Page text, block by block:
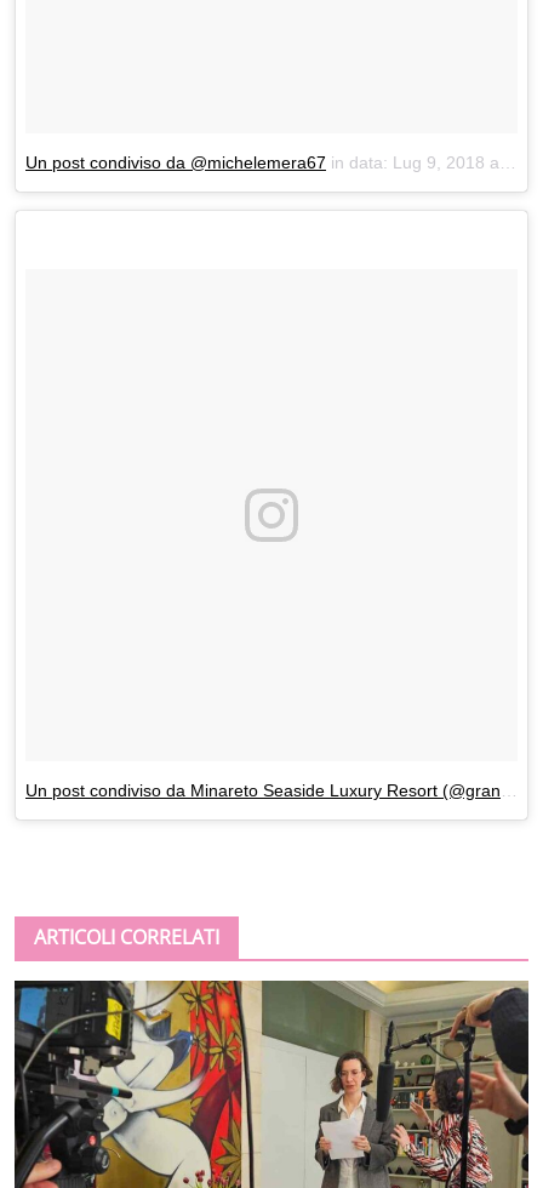
Un post condiviso da @michelemera67 in data: Lug 9, 2018 at 3:37 PDT
ARTICOLI CORRELATI